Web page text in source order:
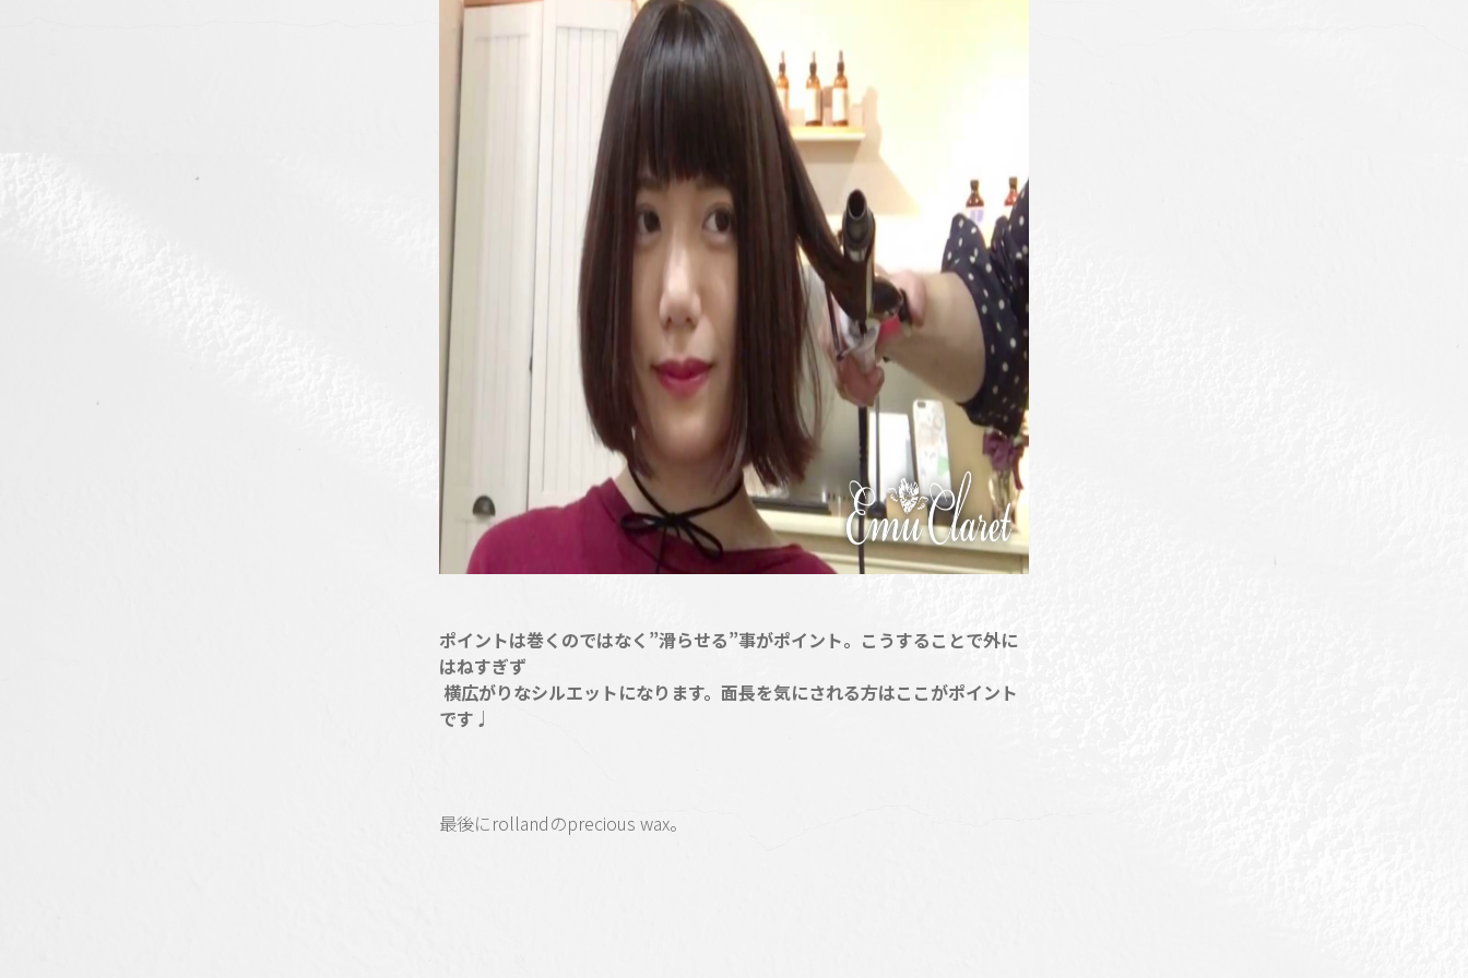
ポイントは巻くのではなく”滑らせる”事がポイント。こうすることで外に
はねすぎず
横広がりなシルエットになります。面長を気にされる方はここがポイント
です♩
最後にrollandのprecious wax。